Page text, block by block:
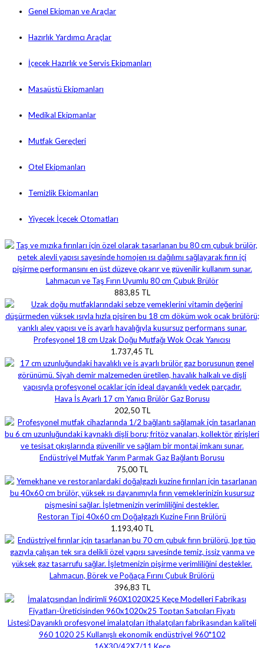
Genel Ekipman ve Araçlar
Hazırlık Yardımcı Araçlar
İçecek Hazırlık ve Servis Ekipmanları
Masaüstü Ekipmanları
Medikal Ekipmanlar
Mutfak Gereçleri
Otel Ekipmanları
Temizlik Ekipmanları
Yiyecek İçecek Otomatları
Lahmacun ve Taş Fırın Uyumlu 80 cm Çubuk Brülör
883,85 TL
Profesyonel 18 cm Uzak Doğu Mutfağı Wok Ocak Yanıcısı
1.737,45 TL
Hava İs Ayarlı 17 cm Yanıcı Brülör Gaz Borusu
202,50 TL
Endüstriyel Mutfak Yarım Parmak Gaz Bağlantı Borusu
75,00 TL
Restoran Tipi 40x60 cm Doğalgazlı Kuzine Fırın Brülörü
1.193,40 TL
Lahmacun, Börek ve Poğaça Fırını Çubuk Brülörü
396,83 TL